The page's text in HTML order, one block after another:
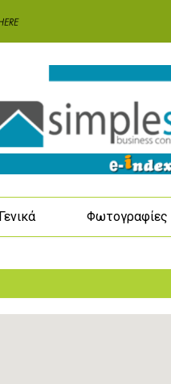
Γενικά Φωτογραφίες